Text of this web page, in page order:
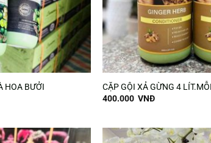
HOA BƯỞI
CẶP GỘI XẢ GỪNG 4
400.000 VNĐ